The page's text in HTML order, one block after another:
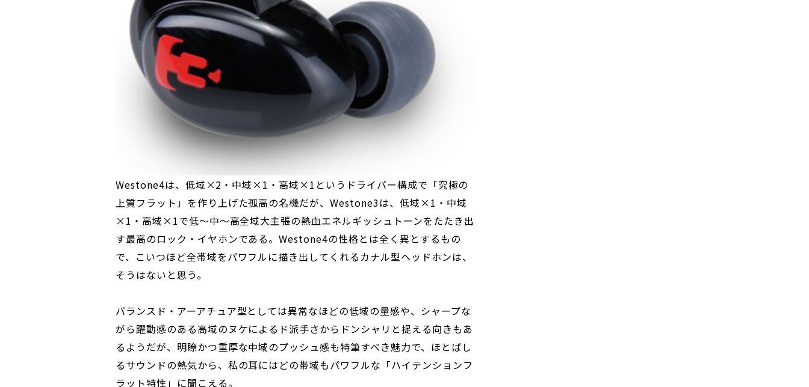
Westone4は、低域×2・中域×1・高域×1というドライバー構成で「究極の
上質フラット」を作り上げた孤高の名機だが、Westone3は、低域×1・中域
×1・高域×1で低～中～高全域大主張の熱血エネルギッシュトーンをたたき出
す最高のロック・イヤホンである。Westone4の性格とは全く異とするもの
で、こいつほど全帯域をパワフルに描き出してくれるカナル型ヘッドホンは、
そうはないと思う。
バランスド・アーアチュア型としては異常なほどの低域の量感や、シャープな
がら躍動感のある高域のヌケによるド派手さからドンシャリと捉える向きもあ
るようだが、明瞭かつ重厚な中域のプッシュ感も特筆すべき魅力で、ほとばし
るサウンドの熱気から、私の耳にはどの帯域もパワフルな「ハイテンションフ
ラット特性」に聞こえる。